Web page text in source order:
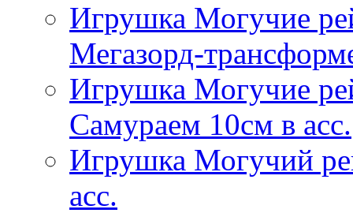
Игрушка Могучие
Мегазорд-
Игрушка Могучие
Самураем 10см в асс.
Игрушка Могучий
асс.